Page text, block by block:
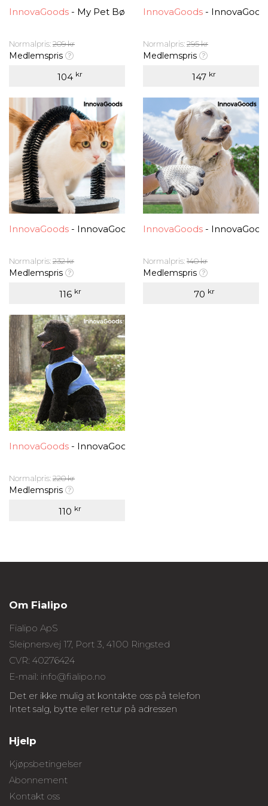
InnovaGoods - My Pet Børste Slange Børste til Dyr
Normalpris:209 kr
Medlemspris
104 kr
InnovaGoods -
Normalpris:295 kr
Medlemspris
147 kr
InnovaGoods - InnovaGoods Kløe og Børstebue for
Normalpris:232 kr
Medlemspris
116 kr
InnovaGoods -
Normalpris:140 kr
Medlemspris
70 kr
InnovaGoods - InnovaGoods Forfriskende Kjæledyrvest
Normalpris:220 kr
Medlemspris
110 kr
Om Fialipo
Fialipo ApS
Sleipnersvej 17, Port 3, 4100 Ringsted
CVR: 40276424
E-mail: info@fialipo.no
Det er ikke mulig at kontakte oss på telefon
Intet salg, bytte eller retur på adressen
Hjelp
Kjøpsbetingelser
Abonnement
Kontakt oss